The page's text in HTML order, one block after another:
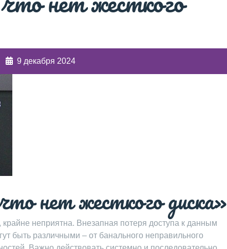
9 декабря 2024
нет жесткого диска»
неприятна. Внезапная потеря доступа к данным
быть различными – от банального неправильного